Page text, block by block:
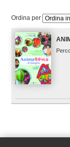
Ordina per